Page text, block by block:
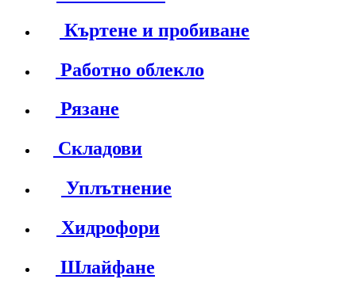
Къртене и пробиване
Работно облекло
Рязане
Складови
Уплътнение
Хидрофори
Шлайфане